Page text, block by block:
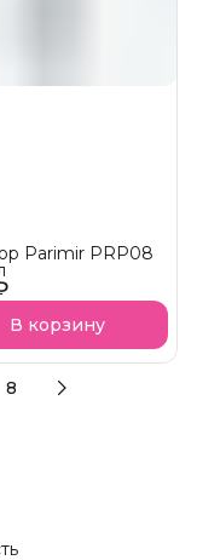
Parimir PRP08
В корзину
8